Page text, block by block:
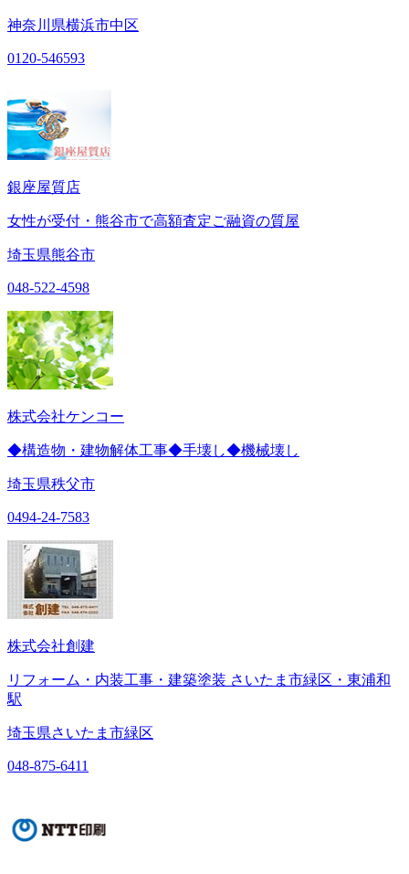
神奈川県横浜市中区
0120-546593
銀座屋質店
女性が受付・熊谷市で高額査定ご融資の質屋
埼玉県熊谷市
048-522-4598
株式会社ケンコー
◆構造物・建物解体工事◆手壊し◆機械壊し
埼玉県秩父市
0494-24-7583
株式会社創建
リフォーム・内装工事・建築塗装 さいたま市緑区・東浦和
駅
埼玉県さいたま市緑区
048-875-6411